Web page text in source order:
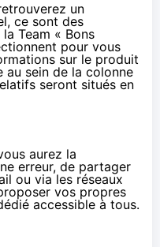
un
ce sont des
Team « Bons
pour vous
sur le produit
sein de la colonne
seront situés en
aurez la
erreur, de partager
ou via les réseaux
vos propres
accessible à tous.